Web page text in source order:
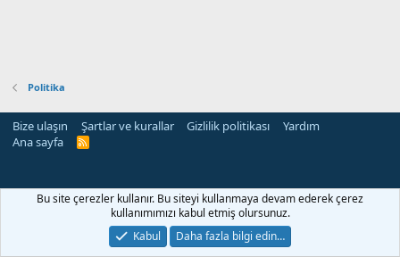
Politika
Bize ulaşın Şartlar ve kurallar Gizlilik politikası
Yardım
Ana sayfa
R
Bu site çerezler kullanır. Bu siteyi kullanmaya devam ederek çerez
kullanımımızı kabul etmiş olursunuz.
Kabul
Daha fazla bilgi edin…